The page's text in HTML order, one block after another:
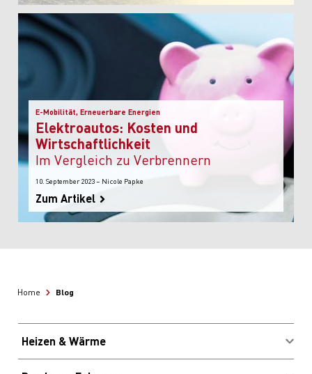
E-Mobilität, Erneuerbare Energien
Elektroautos: Kosten und
Wirtschaftlichkeit
im Vergleich zu Verbrennern
10. September 2023 – Nicole Papke
Zum Artikel
Home Blog
Heizen & Wärme